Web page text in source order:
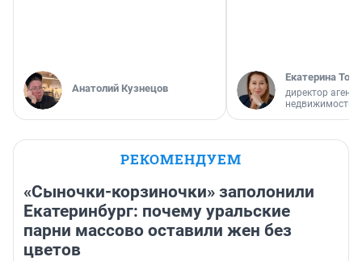
Анатолий Кузнецов
Екатерина
директор
недвижимости
РЕКОМЕНДУЕМ
«Сыночки-корзиночки» заполонили
Екатеринбург: почему уральские
парни массово оставили жен без
цветов